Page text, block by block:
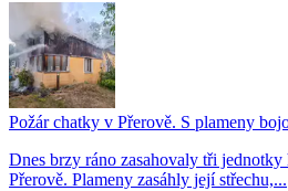
Požár chatky v Přerově. S plameny
Dnes brzy ráno zasahovaly tři
Přerově. Plameny zasáhly její střechu,...